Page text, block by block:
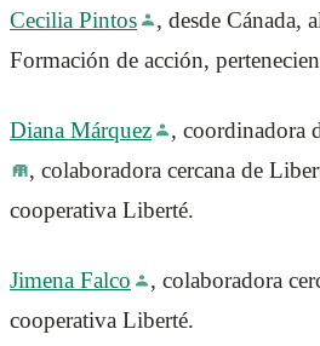
Cecilia Pintos
, desde Cánada,
Formación de acción,
Diana Márquez , coordinadora
, colaboradora cercana de
cooperativa Liberté.
Jimena Falco
, colaboradora
cooperativa Liberté.